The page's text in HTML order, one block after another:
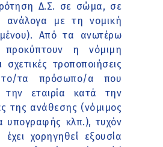
Δ.Σ. σε σώμα, σε
ανάλογα με τη νομική
Από τα ανωτέρω
η νόμιμη
τροποποιήσεις
το/τα πρόσωπο/α που
την εταιρία κατά την
της ανάθεσης (νόμιμος
υπογραφής κλπ.), τυχόν
χορηγηθεί εξουσία